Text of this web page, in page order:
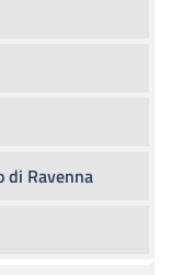
Ravenna